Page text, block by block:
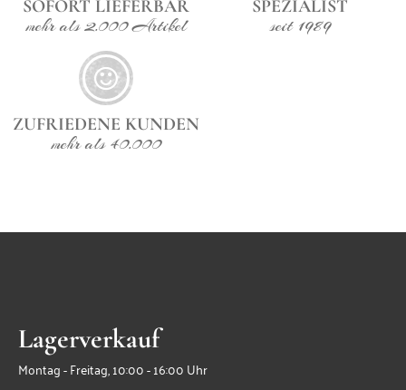
SOFORT LIEFERBAR
mehr als 2.000 Artikel
SPEZIALIST
seit 1989
ZUFRIEDENE KUNDEN
mehr als 40.000
Lagerverkauf
Montag - Freitag, 10:00 - 16:00 Uhr